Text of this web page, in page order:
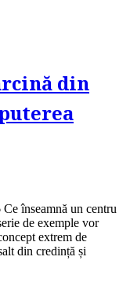
din
înseamnă un centru
de exemple vor
extrem de
din credință și